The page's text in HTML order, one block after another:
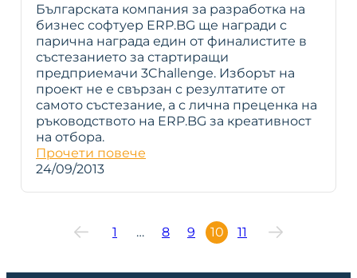
Българската компания за разработка на
бизнес софтуер ERP.BG ще награди с
парична награда един от финалистите в
състезанието за стартиращи
предприемачи 3Challenge. Изборът на
проект не е свързан с резултатите от
самото състезание, а с лична преценка на
ръководството на ERP.BG за креативност
на отбора.
Прочети повече
24/09/2013
1 … 8 9 10 11